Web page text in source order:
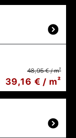
48,95 € / m²
39,16 € / m²